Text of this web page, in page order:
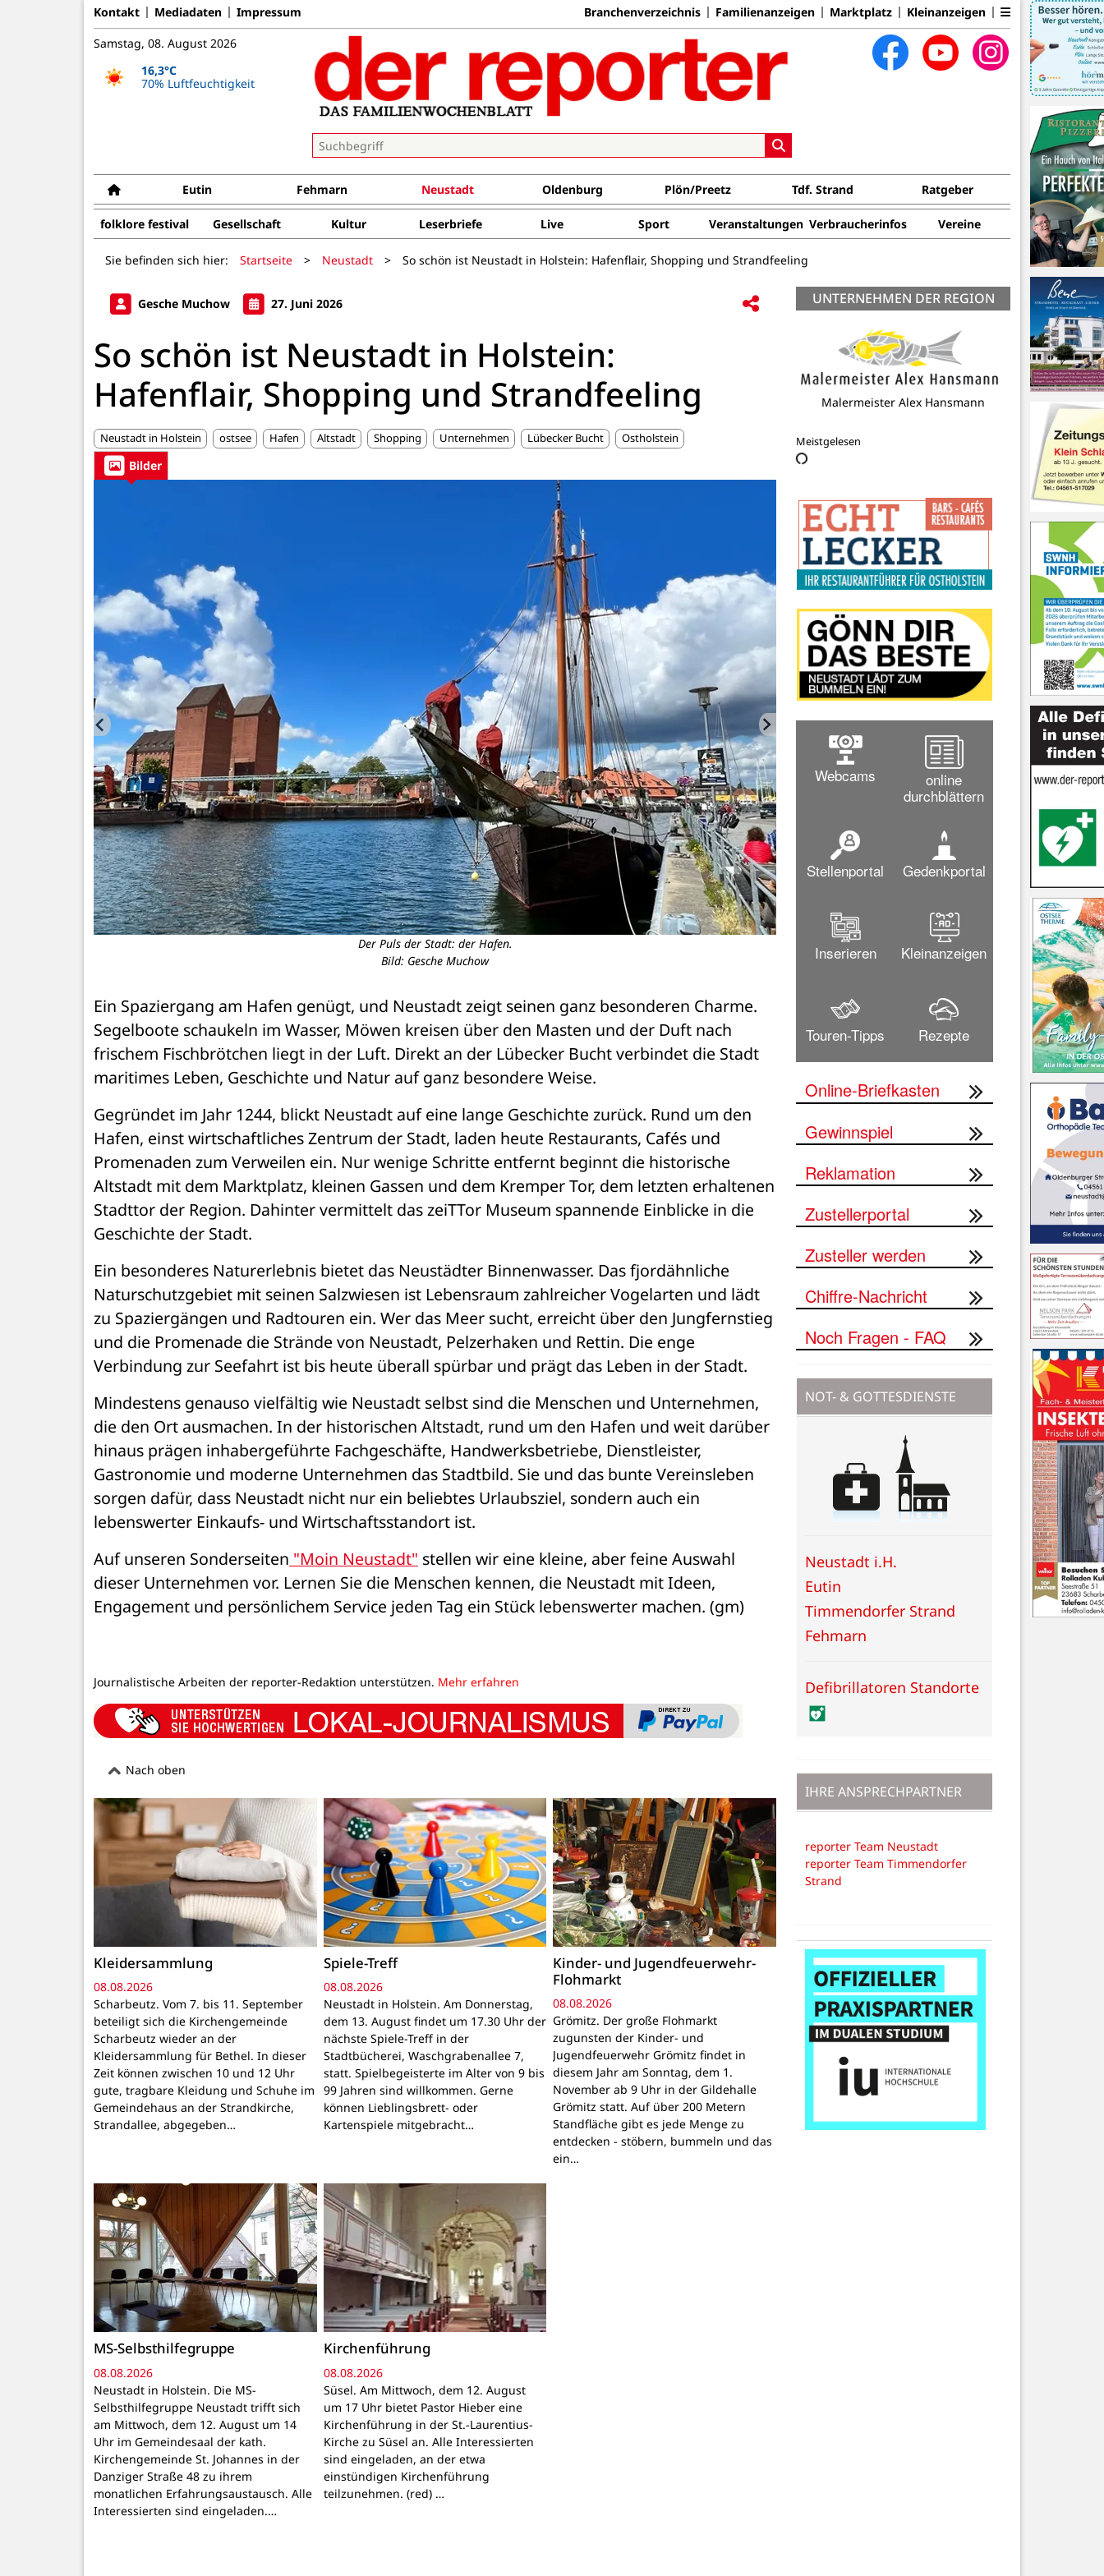
Kontakt Mediadaten Impressum Branchenverzeichnis Familienanzeigen Marktplatz Kleinanzeigen
Samstag, 08. August 2026
16,3°C
70% Luftfeuchtigkeit
Eutin Fehmarn Neustadt Oldenburg Plön/Preetz Tdf. Strand Ratgeber
folklore festival Gesellschaft Kultur Leserbriefe Live Sport Veranstaltungen Verbraucherinfos Vereine
Sie befinden sich hier: Startseite > Neustadt > So schön ist Neustadt in Holstein: Hafenflair, Shopping und Strandfeeling
Gesche Muchow 27. Juni 2026
So schön ist Neustadt in Holstein:
Hafenflair, Shopping und Strandfeeling
Neustadt in Holstein ostsee Hafen Altstadt Shopping Unternehmen Lübecker Bucht Ostholstein
Bilder
Der Puls der Stadt: der Hafen.
Bild: Gesche Muchow
Das Herz
Bild: MARLIES
Ein Spaziergang am Hafen genügt, und Neustadt zeigt seinen ganz besonderen Charme.
Segelboote schaukeln im Wasser, Möwen kreisen über den Masten und der Duft nach
frischem Fischbrötchen liegt in der Luft. Direkt an der Lübecker Bucht verbindet die Stadt
maritimes Leben, Geschichte und Natur auf ganz besondere Weise.
Gegründet im Jahr 1244, blickt Neustadt auf eine lange Geschichte zurück. Rund um den
Hafen, einst wirtschaftliches Zentrum der Stadt, laden heute Restaurants, Cafés und
Promenaden zum Verweilen ein. Nur wenige Schritte entfernt beginnt die historische
Altstadt mit dem Marktplatz, kleinen Gassen und dem Kremper Tor, dem letzten erhaltenen
Stadttor der Region. Dahinter vermittelt das zeiTTor Museum spannende Einblicke in die
Geschichte der Stadt.
Ein besonderes Naturerlebnis bietet das Neustädter Binnenwasser. Das fjordähnliche
Naturschutzgebiet mit seinen Salzwiesen ist Lebensraum zahlreicher Vogelarten und lädt
zu Spaziergängen und Radtouren ein. Wer das Meer sucht, erreicht über den Jungfernstieg
und die Promenade die Strände von Neustadt, Pelzerhaken und Rettin. Die enge
Verbindung zur Seefahrt ist bis heute überall spürbar und prägt das Leben in der Stadt.
Mindestens genauso vielfältig wie Neustadt selbst sind die Menschen und Unternehmen,
die den Ort ausmachen. In der historischen Altstadt, rund um den Hafen und weit darüber
hinaus prägen inhabergeführte Fachgeschäfte, Handwerksbetriebe, Dienstleister,
Gastronomie und moderne Unternehmen das Stadtbild. Sie und das bunte Vereinsleben
sorgen dafür, dass Neustadt nicht nur ein beliebtes Urlaubsziel, sondern auch ein
lebenswerter Einkaufs- und Wirtschaftsstandort ist.
Auf unseren Sonderseiten "Moin Neustadt" stellen wir eine kleine, aber feine Auswahl
dieser Unternehmen vor. Lernen Sie die Menschen kennen, die Neustadt mit Ideen,
Engagement und persönlichem Service jeden Tag ein Stück lebenswerter machen. (gm)
Journalistische Arbeiten der reporter-Redaktion unterstützen. Mehr erfahren
Nach oben
Kleidersammlung
08.08.2026
Scharbeutz. Vom 7. bis 11. September
beteiligt sich die Kirchengemeinde
Scharbeutz wieder an der
Kleidersammlung für Bethel. In dieser
Zeit können zwischen 10 und 12 Uhr
gute, tragbare Kleidung und Schuhe im
Gemeindehaus an der Strandkirche,
Strandallee, abgegeben…
Spiele-Treff
08.08.2026
Neustadt in Holstein. Am Donnerstag,
dem 13. August findet um 17.30 Uhr der
nächste Spiele-Treff in der
Stadtbücherei, Waschgrabenallee 7,
statt. Spielbegeisterte im Alter von 9 bis
99 Jahren sind willkommen. Gerne
können Lieblingsbrett- oder
Kartenspiele mitgebracht…
Kinder- und Jugendfeuerwehr-
Flohmarkt
08.08.2026
Grömitz. Der große Flohmarkt
zugunsten der Kinder- und
Jugendfeuerwehr Grömitz findet in
diesem Jahr am Sonntag, dem 1.
November ab 9 Uhr in der Gildehalle
Grömitz statt. Auf über 200 Metern
Standfläche gibt es jede Menge zu
entdecken - stöbern, bummeln und das
ein…
MS-Selbsthilfegruppe
08.08.2026
Neustadt in Holstein. Die MS-
Selbsthilfegruppe Neustadt trifft sich
am Mittwoch, dem 12. August um 14
Uhr im Gemeindesaal der kath.
Kirchengemeinde St. Johannes in der
Danziger Straße 48 zu ihrem
monatlichen Erfahrungsaustausch. Alle
Interessierten sind eingeladen.…
Kirchenführung
08.08.2026
Süsel. Am Mittwoch, dem 12. August
um 17 Uhr bietet Pastor Hieber eine
Kirchenführung in der St.-Laurentius-
Kirche zu Süsel an. Alle Interessierten
sind eingeladen, an der etwa
einstündigen Kirchenführung
teilzunehmen. (red) …
UNTERNEHMEN DER REGION
Ostsee-Therme
Meistgelesen
Webcams
online
durchblättern
Stellenportal Gedenkportal
Inserieren Kleinanzeigen
Touren-Tipps Rezepte
Online-Briefkasten
Gewinnspiel
Reklamation
Zustellerportal
Zusteller werden
Chiffre-Nachricht
Noch Fragen - FAQ
NOT- & GOTTESDIENSTE
Neustadt i.H.
Eutin
Timmendorfer Strand
Fehmarn
Defibrillatoren Standorte
IHRE ANSPRECHPARTNER
reporter Team Neustadt
reporter Team Timmendorfer
Strand